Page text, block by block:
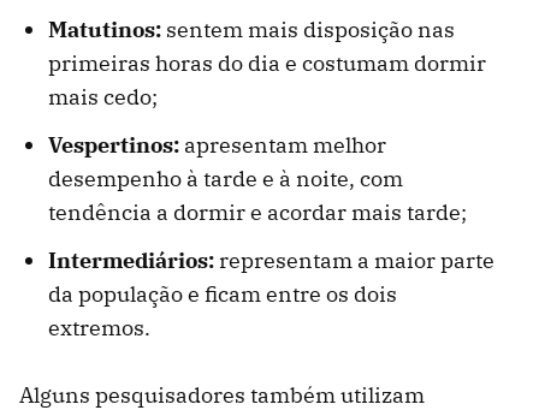
Matutinos: sentem mais disposição nas
primeiras horas do dia e costumam dormir
mais cedo;
Vespertinos: apresentam melhor
desempenho à tarde e à noite, com
tendência a dormir e acordar mais tarde;
Intermediários: representam a maior parte
da população e ficam entre os dois
extremos.
Alguns pesquisadores também utilizam